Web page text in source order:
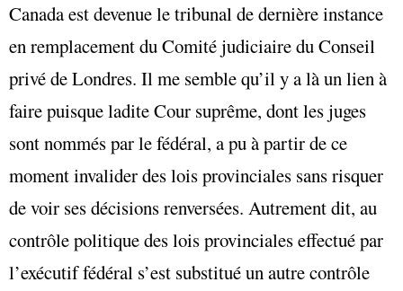
Canada est devenue le tribunal de dernière instance
en remplacement du Comité judiciaire du Conseil
privé de Londres. Il me semble qu’il y a là un lien à
faire puisque ladite Cour suprême, dont les juges
sont nommés par le fédéral, a pu à partir de ce
moment invalider des lois provinciales sans risquer
de voir ses décisions renversées. Autrement dit, au
contrôle politique des lois provinciales effectué par
l’exécutif fédéral s’est substitué un autre contrôle